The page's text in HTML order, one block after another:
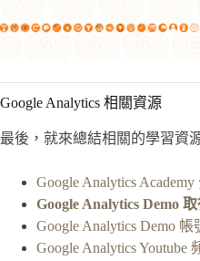
Google Analytics 相關資源
最後，就來總結相關的學習資
Google Analytics
Google Analytics Demo
Google Analytics Demo 帳
Google Analytics Youtube